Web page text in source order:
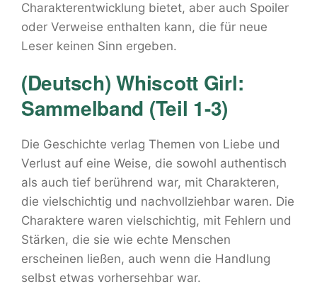
Charakterentwicklung bietet, aber auch Spoiler
oder Verweise enthalten kann, die für neue
Leser keinen Sinn ergeben.
(Deutsch) Whiscott Girl:
Sammelband (Teil 1-3)
Die Geschichte verlag Themen von Liebe und
Verlust auf eine Weise, die sowohl authentisch
als auch tief berührend war, mit Charakteren,
die vielschichtig und nachvollziehbar waren. Die
Charaktere waren vielschichtig, mit Fehlern und
Stärken, die sie wie echte Menschen
erscheinen ließen, auch wenn die Handlung
selbst etwas vorhersehbar war.